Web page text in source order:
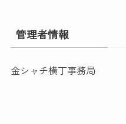
管理者情報
金シャチ横丁事務局